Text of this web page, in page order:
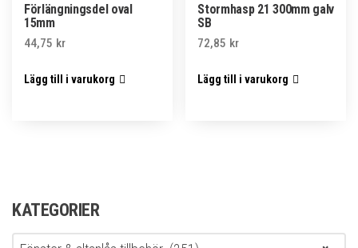
Förlängningsdel oval
15mm
44,75 kr
Lägg till i varukorg
Stormhasp 21 300mm galv
SB
72,85 kr
Lägg till i varukorg
KATEGORIER